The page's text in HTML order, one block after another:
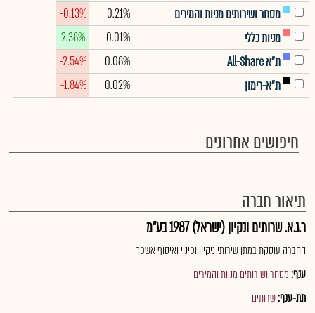
מסחר ושירותים מניות והמירים
0.21%
-0.13%
מניות כללי
0.01%
2.38%
ת"א All-Share
0.08%
-2.54%
ת"א-רימון
0.02%
-1.84%
חיפושים אחרונים
תיאור חברה
ר.ג.א. שרותים ונקיון (ישראל) 1987 בע"מ
החברה עוסקת במתן שירותי ניקיון ופינוי ואיסוף אשפה
ענף:מסחר ושירותים מניות והמירים
תת-ענף:שרותים